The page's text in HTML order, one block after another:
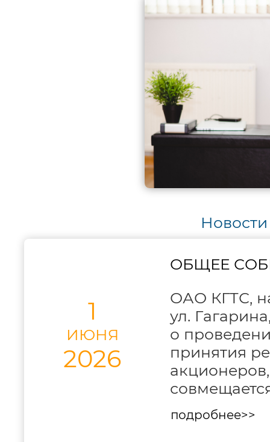
Новости
1
ИЮНЯ
2026
ОБЩЕЕ
ОАО КГТС,
ул.
о
принятия
подробнее>>